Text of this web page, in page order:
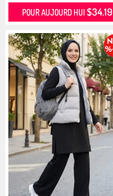
POUR AUJOURD HUI$34.19